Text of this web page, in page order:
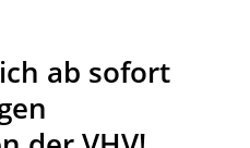
ab sofort